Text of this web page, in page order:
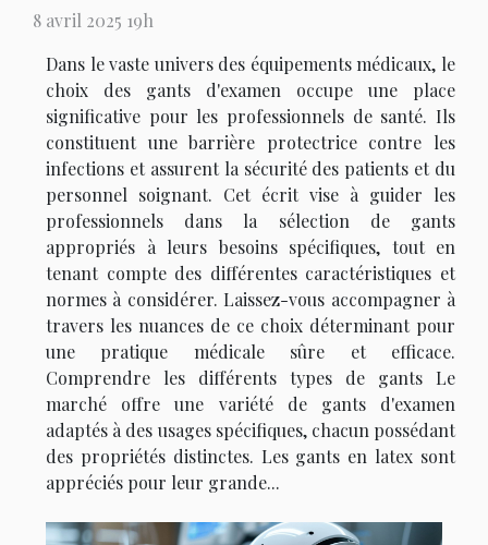
8 avril 2025 19h
Dans le vaste univers des équipements médicaux, le
choix des gants d'examen occupe une place
significative pour les professionnels de santé. Ils
constituent une barrière protectrice contre les
infections et assurent la sécurité des patients et du
personnel soignant. Cet écrit vise à guider les
professionnels dans la sélection de gants
appropriés à leurs besoins spécifiques, tout en
tenant compte des différentes caractéristiques et
normes à considérer. Laissez-vous accompagner à
travers les nuances de ce choix déterminant pour
une pratique médicale sûre et efficace.
Comprendre les différents types de gants Le
marché offre une variété de gants d'examen
adaptés à des usages spécifiques, chacun possédant
des propriétés distinctes. Les gants en latex sont
appréciés pour leur grande...